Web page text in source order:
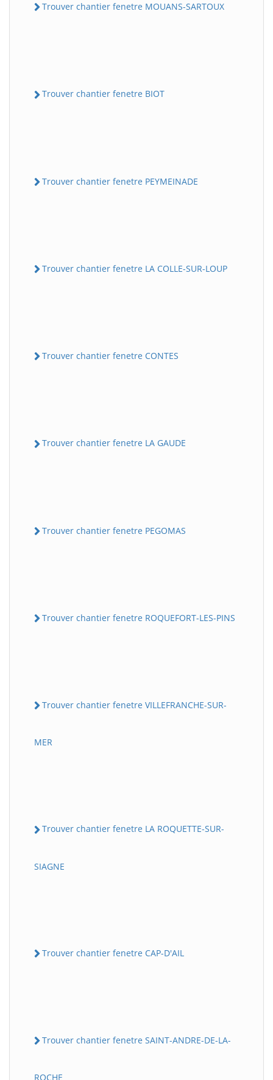
Trouver chantier fenetre MOUANS-SARTOUX
Trouver chantier fenetre BIOT
Trouver chantier fenetre PEYMEINADE
Trouver chantier fenetre LA COLLE-SUR-LOUP
Trouver chantier fenetre CONTES
Trouver chantier fenetre LA GAUDE
Trouver chantier fenetre PEGOMAS
Trouver chantier fenetre ROQUEFORT-LES-PINS
Trouver chantier fenetre VILLEFRANCHE-SUR-
MER
Trouver chantier fenetre LA ROQUETTE-SUR-
SIAGNE
Trouver chantier fenetre CAP-D'AIL
Trouver chantier fenetre SAINT-ANDRE-DE-LA-
ROCHE